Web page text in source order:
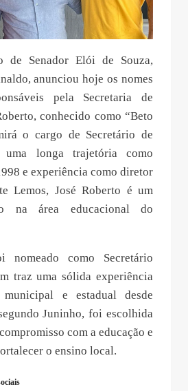
de Senador Elói de Souza,
anunciou hoje os nomes
pela Secretaria de
conhecido como “Beto
o cargo de Secretário de
uma longa trajetória como
e experiência como diretor
Lemos, José Roberto é um
na área educacional do
como Secretário
traz uma sólida experiência
e estadual desde
Juninho, foi escolhida
com a educação e
o ensino local.